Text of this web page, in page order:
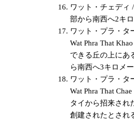
ワット・チェディ
部から南西へ2キ
ワット・プラ・タ
Wat Phra That
できる丘の上にあ
ら南西へ3キロメ
ワット・プラ・タ
Wat Phra That
タイから招来され
創建されたとされ